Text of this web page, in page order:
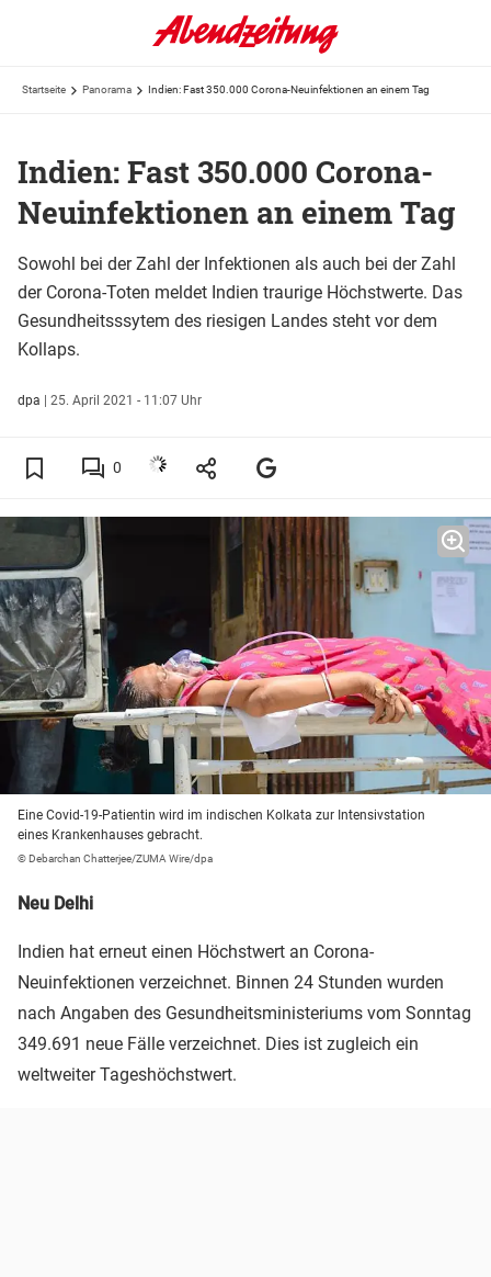
Startseite Panorama Indien: Fast 350.000 Corona-Neuinfektionen an einem Tag
Indien: Fast 350.000 Corona-
Neuinfektionen an einem Tag
Sowohl bei der Zahl der Infektionen als auch bei der Zahl
der Corona-Toten meldet Indien traurige Höchstwerte. Das
Gesundheitsssytem des riesigen Landes steht vor dem
Kollaps.
dpa | 25. April 2021 - 11:07 Uhr
0
Eine Covid-19-Patientin wird im indischen Kolkata zur Intensivstation
eines Krankenhauses gebracht.
© Debarchan Chatterjee/ZUMA Wire/dpa
Neu Delhi
Indien hat erneut einen Höchstwert an Corona-
Neuinfektionen verzeichnet. Binnen 24 Stunden wurden
nach Angaben des Gesundheitsministeriums vom Sonntag
349.691 neue Fälle verzeichnet. Dies ist zugleich ein
weltweiter Tageshöchstwert.